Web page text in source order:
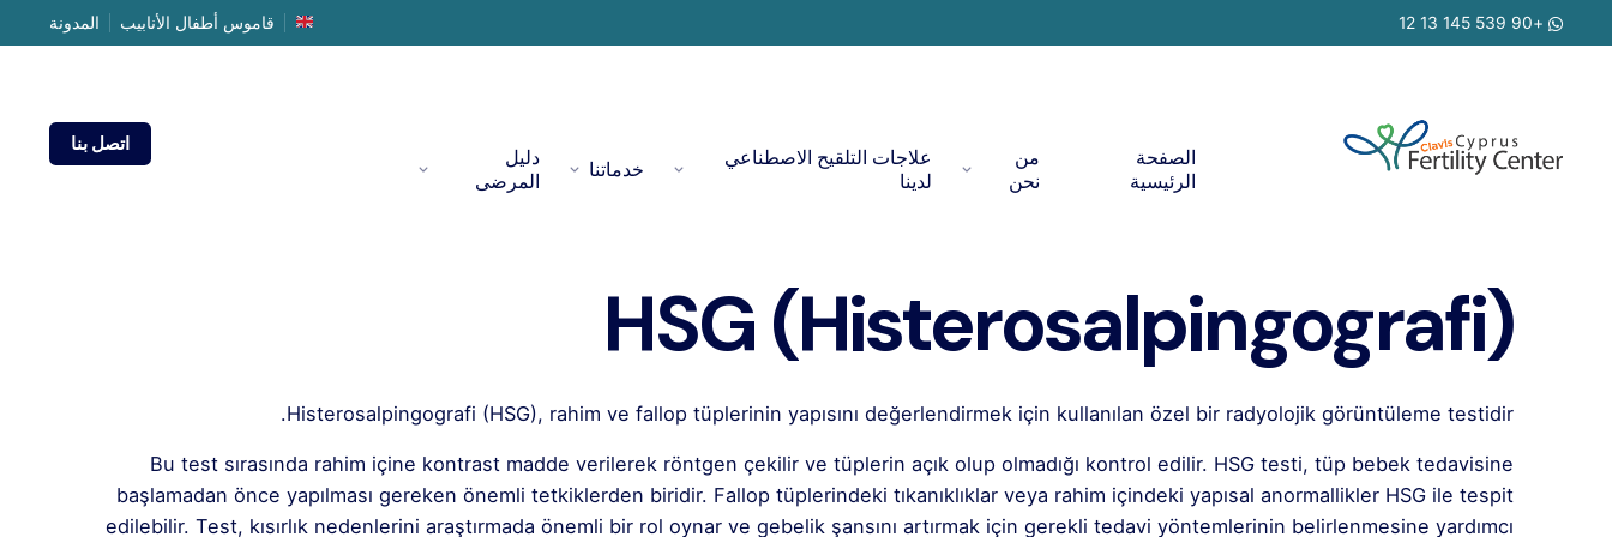
to
+90 539 145 13 12 المدونة قاموس أطفال الأنابيب
الصفحة
الرئيسية
من
نحن
علاجات التلقيح الاصطناعي
لدينا
خدماتنا
دليل
المرضى
اتصل بنا
HSG (Histerosalpingografi)
Histerosalpingografi (HSG), rahim ve fallop tüplerinin yapısını değerlendirmek için kullanılan özel bir radyolojik görüntüleme testidir.
Bu test sırasında rahim içine kontrast madde verilerek röntgen çekilir ve tüplerin açık olup olmadığı kontrol edilir. HSG testi, tüp bebek tedavisine
başlamadan önce yapılması gereken önemli tetkiklerden biridir. Fallop tüplerindeki tıkanıklıklar veya rahim içindeki yapısal anormallikler HSG ile tespit
edilebilir. Test, kısırlık nedenlerini araştırmada önemli bir rol oynar ve gebelik şansını artırmak için gerekli tedavi yöntemlerinin belirlenmesine yardımcı